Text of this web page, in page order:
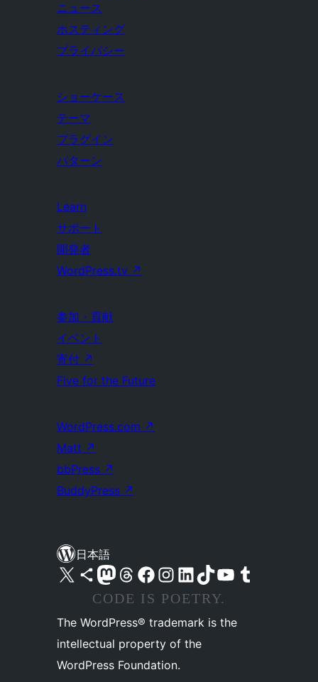
ニュース
ホスティング
プライバシー
ショーケース
テーマ
プラグイン
パターン
Learn
サポート
開発者
WordPress.tv ↗
参加・貢献
イベント
寄付 ↗
Five for the Future
WordPress.com ↗
Matt ↗
bbPress ↗
BuddyPress ↗
日本語
X (旧 Twitter) アカウントへ Bluesky アカウントへ Mastodon アカウントへ Threads アカウントへ Facebook ページへ Instagram アカウントへ LinkedIn アカウントへTikTok アカウントへ YouTube チャンネルへ Tumblr アカウントへ
CODE IS POETRY.
The WordPress® trademark is the
intellectual property of the
WordPress Foundation.